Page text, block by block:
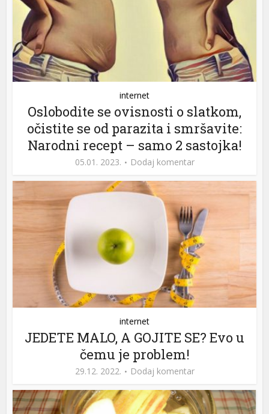
internet
Oslobodite se ovisnosti o slatkom,
očistite se od parazita i smršavite:
Narodni recept – samo 2 sastojka!
05.01. 2023. Dodaj komentar
internet
JEDETE MALO, A GOJITE SE? Evo u
čemu je problem!
29.12. 2022. Dodaj komentar